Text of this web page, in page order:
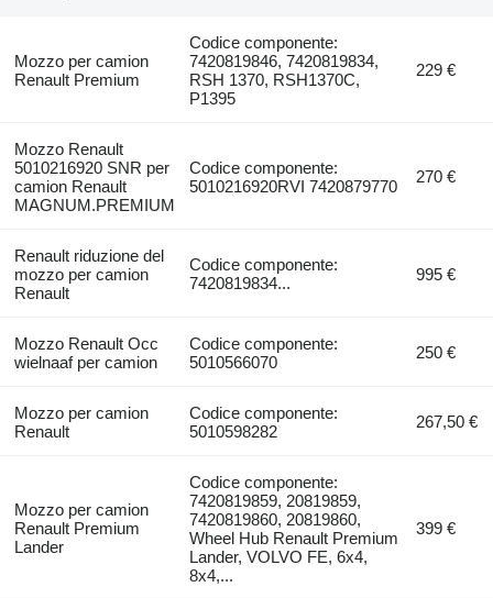
Mozzo per camion
Renault Premium
Codice componente:
7420819846, 7420819834,
RSH 1370, RSH1370C,
P1395
229 €
Mozzo Renault
5010216920 SNR per
camion Renault
MAGNUM.PREMIUM
Codice componente:
5010216920RVI 7420879770
270 €
Renault riduzione del
mozzo per camion
Renault
Codice componente:
7420819834...
995 €
Mozzo Renault Occ
wielnaaf per camion
Codice componente:
5010566070
250 €
Mozzo per camion
Renault
Codice componente:
5010598282
267,50 €
Mozzo per camion
Renault Premium
Lander
Codice componente:
7420819859, 20819859,
7420819860, 20819860,
Wheel Hub Renault Premium
Lander, VOLVO FE, 6x4,
8x4,...
399 €